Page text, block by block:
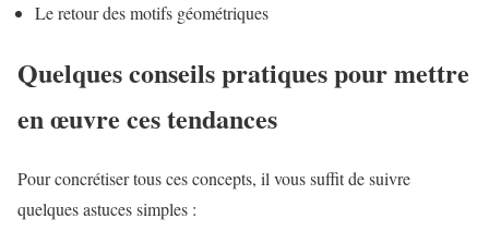
Le retour des motifs géométriques
Quelques conseils pratiques pour mettre
en œuvre ces tendances
Pour concrétiser tous ces concepts, il vous suffit de suivre
quelques astuces simples :